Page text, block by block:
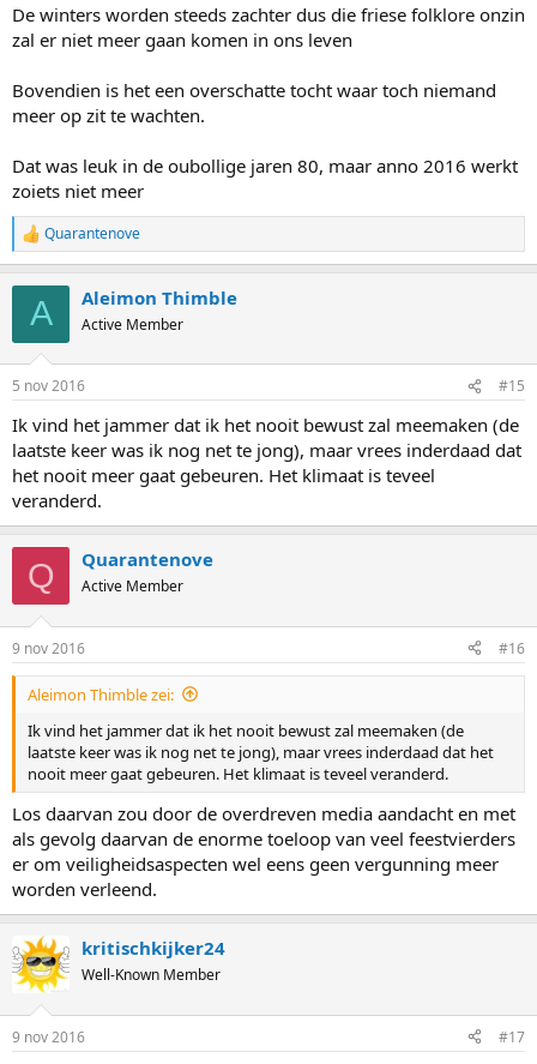
De winters worden steeds zachter dus die friese folklore onzin
zal er niet meer gaan komen in ons leven
Bovendien is het een overschatte tocht waar toch niemand
meer op zit te wachten.
Dat was leuk in de oubollige jaren 80, maar anno 2016 werkt
zoiets niet meer
R
e
s
Quarantenove
A Aleimon Thimble
Active Member
5 nov 2016 #15
Ik vind het jammer dat ik het nooit bewust zal meemaken (de
laatste keer was ik nog net te jong), maar vrees inderdaad dat
het nooit meer gaat gebeuren. Het klimaat is teveel
veranderd.
Q Quarantenove
Active Member
9 nov 2016 #16
Aleimon Thimble zei:
Ik vind het jammer dat ik het nooit bewust zal meemaken (de
laatste keer was ik nog net te jong), maar vrees inderdaad dat het
nooit meer gaat gebeuren. Het klimaat is teveel veranderd.
Los daarvan zou door de overdreven media aandacht en met
als gevolg daarvan de enorme toeloop van veel feestvierders
er om veiligheidsaspecten wel eens geen vergunning meer
worden verleend.
kritischkijker24
Well-Known Member
9 nov 2016 #17